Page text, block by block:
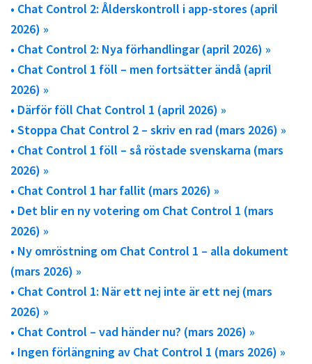
• Chat Control 2: Ålderskontroll i app-stores (april
2026) »
• Chat Control 2: Nya förhandlingar (april 2026) »
• Chat Control 1 föll – men fortsätter ändå (april
2026) »
• Därför föll Chat Control 1 (april 2026) »
• Stoppa Chat Control 2 – skriv en rad (mars 2026) »
• Chat Control 1 föll – så röstade svenskarna (mars
2026) »
• Chat Control 1 har fallit (mars 2026) »
• Det blir en ny votering om Chat Control 1 (mars
2026) »
• Ny omröstning om Chat Control 1 – alla dokument
(mars 2026) »
• Chat Control 1: När ett nej inte är ett nej (mars
2026) »
• Chat Control – vad händer nu? (mars 2026) »
• Ingen förlängning av Chat Control 1 (mars 2026) »